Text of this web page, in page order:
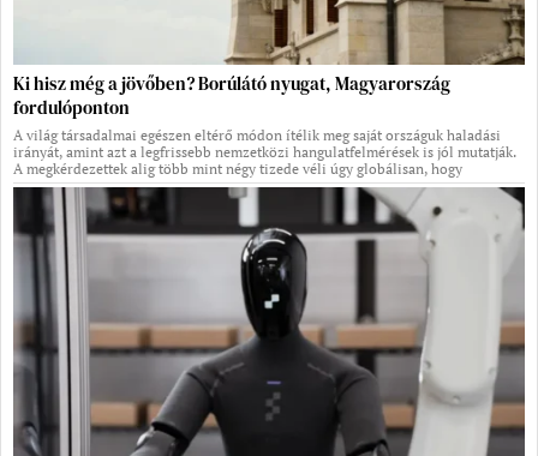
Ki hisz még a jövőben? Borúlátó nyugat, Magyarország
fordulóponton
A világ társadalmai egészen eltérő módon ítélik meg saját országuk haladási
irányát, amint azt a legfrissebb nemzetközi hangulatfelmérések is jól mutatják.
A megkérdezettek alig több mint négy tizede véli úgy globálisan, hogy